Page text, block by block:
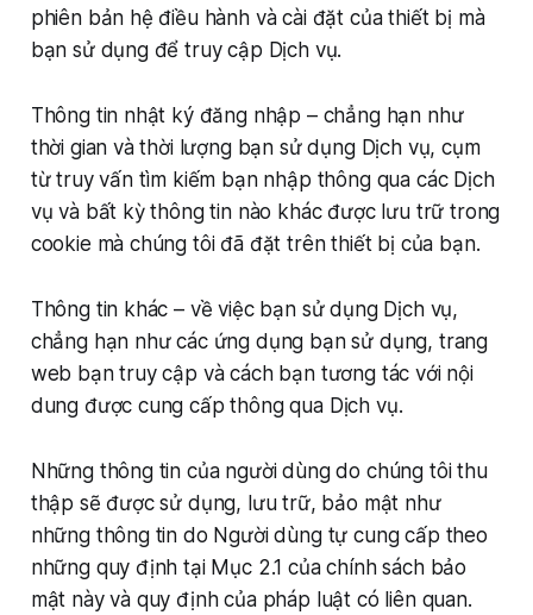
phiên bản hệ điều hành và cài đặt của thiết bị mà
bạn sử dụng để truy cập Dịch vụ.
Thông tin nhật ký đăng nhập – chẳng hạn như
thời gian và thời lượng bạn sử dụng Dịch vụ, cụm
từ truy vấn tìm kiếm bạn nhập thông qua các Dịch
vụ và bất kỳ thông tin nào khác được lưu trữ trong
cookie mà chúng tôi đã đặt trên thiết bị của bạn.
Thông tin khác – về việc bạn sử dụng Dịch vụ,
chẳng hạn như các ứng dụng bạn sử dụng, trang
web bạn truy cập và cách bạn tương tác với nội
dung được cung cấp thông qua Dịch vụ.
Những thông tin của người dùng do chúng tôi thu
thập sẽ được sử dụng, lưu trữ, bảo mật như
những thông tin do Người dùng tự cung cấp theo
những quy định tại Mục 2.1 của chính sách bảo
mật này và quy định của pháp luật có liên quan.